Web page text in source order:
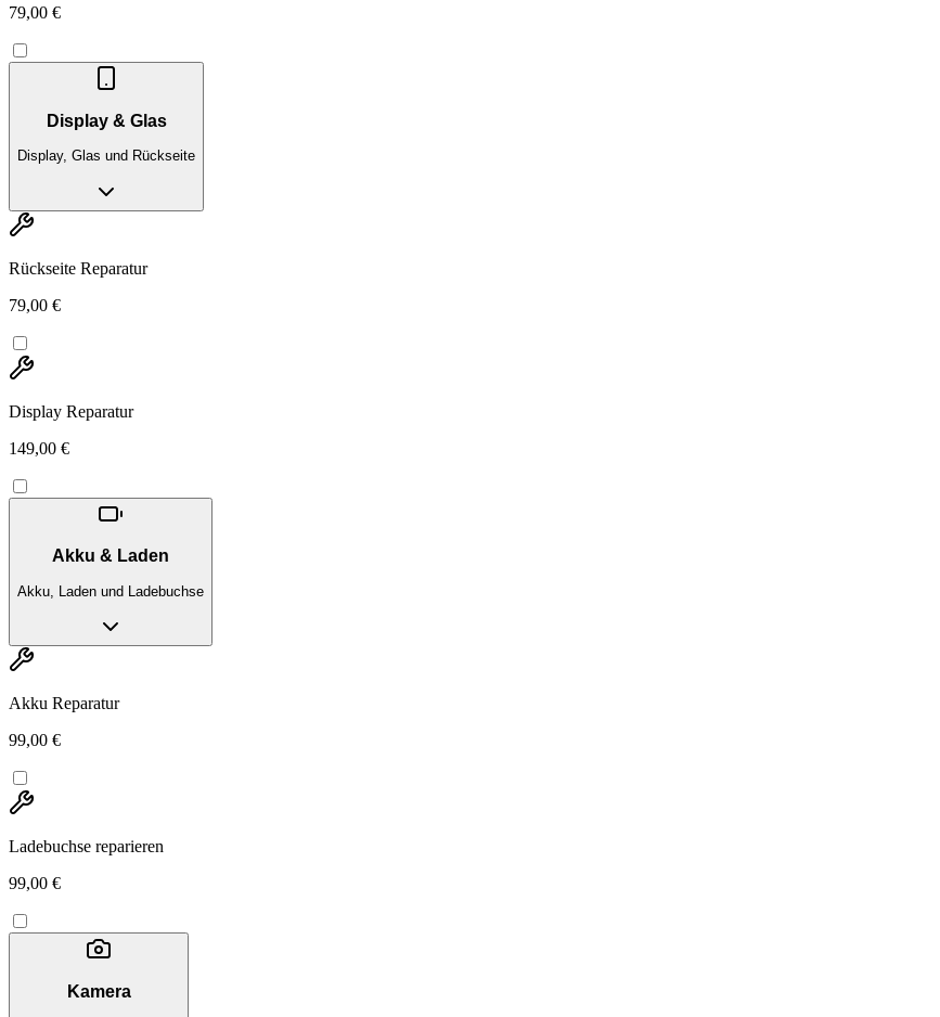
79,00 €
Display & Glas
Display, Glas und Rückseite
Rückseite Reparatur
79,00 €
Display Reparatur
149,00 €
Akku & Laden
Akku, Laden und Ladebuchse
Akku Reparatur
99,00 €
Ladebuchse reparieren
99,00 €
Kamera